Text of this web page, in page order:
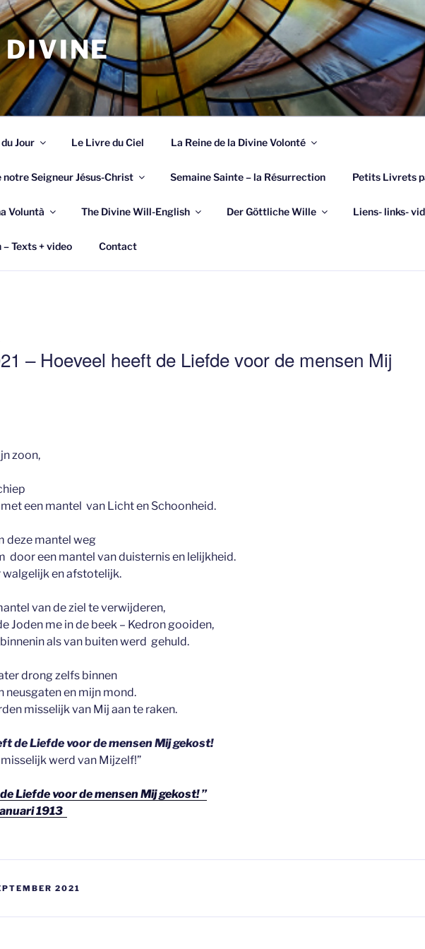
DIVINE
Jour Le Livre du Ciel La Reine de la Divine Volonté
notre Seigneur Jésus-Christ Semaine Sainte – la Résurrection Petits Livrets
Voluntà The Divine Will-English Der Göttliche Wille Liens- links-
Texts + video Contact
– Hoeveel heeft de Liefde voor de mensen Mij
zoon,
een mantel van Licht en Schoonheid.
deze mantel weg
door een mantel van duisternis en lelijkheid.
walgelijk en afstotelijk.
van de ziel te verwijderen,
Joden me in de beek – Kedron gooiden,
als van buiten werd gehuld.
drong zelfs binnen
neusgaten en mijn mond.
misselijk van Mij aan te raken.
de Liefde voor de mensen Mij gekost!
werd van Mijzelf!”
Liefde voor de mensen Mij gekost! ”
1913
2021